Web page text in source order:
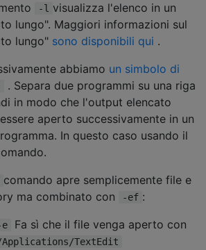
-l visualizza l'elenco in un
lungo". Maggiori informazioni sul
lungo" sono disponibili qui .
abbiamo un simbolo di
. Separa due programmi su una riga
in modo che l'output elencato
aperto successivamente in un
In questo caso usando il
comando apre semplicemente file e
ma combinato con
-ef :
Fa sì che il file venga aperto con
TextEdit